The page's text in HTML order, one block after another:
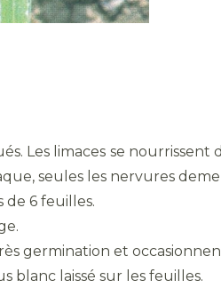
Les limaces se
seules les nervures
6 feuilles.
germination et
blanc laissé sur les feuilles.